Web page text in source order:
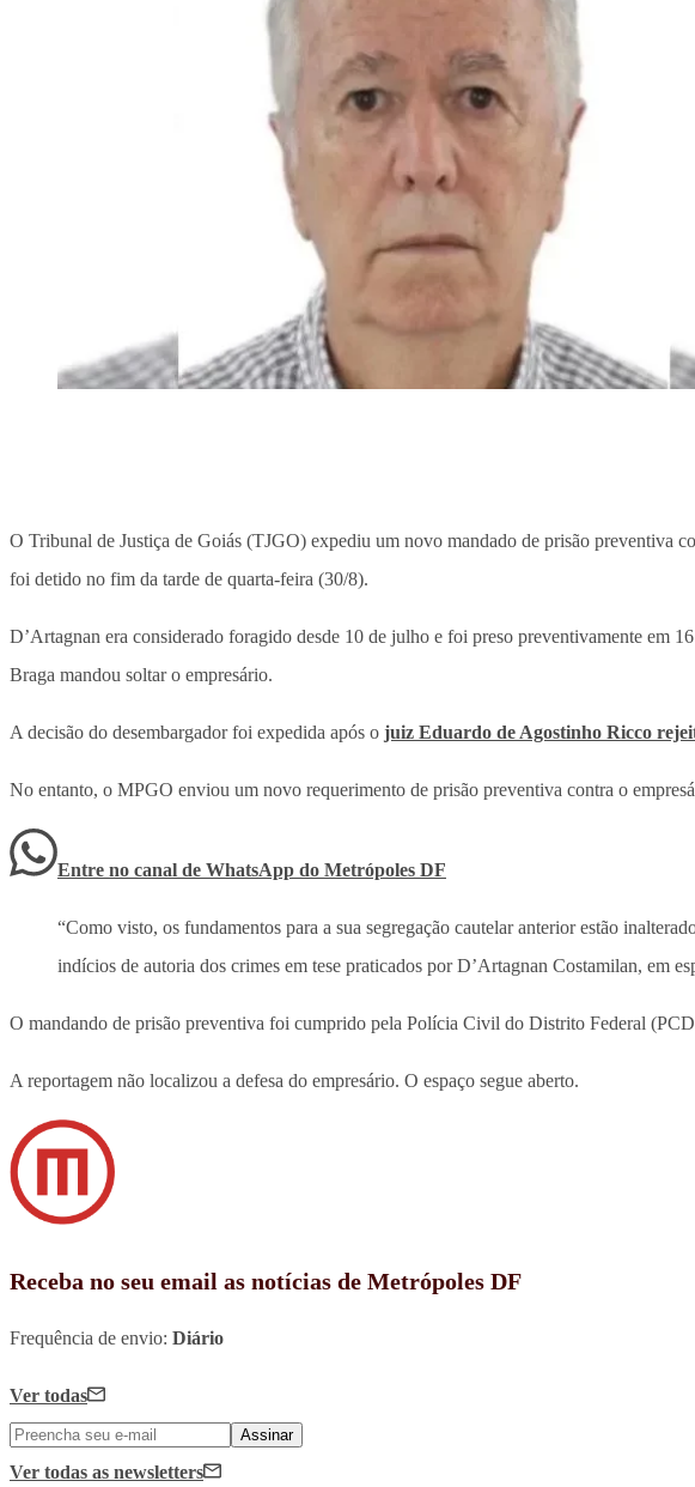
O Tribunal de Justiça de Goiás (TJGO) expediu um novo mandado de prisão preventiva
foi detido no fim da tarde de quarta-feira (30/8).
D’Artagnan era considerado foragido desde 10 de julho e foi preso preventivamente em
Braga mandou soltar o empresário.
A decisão do desembargador foi expedida após o juiz Eduardo de Agostinho Ricco
No entanto, o MPGO enviou um novo requerimento de prisão preventiva contra o
Entre no canal de WhatsApp do Metrópoles DF
“Como visto, os fundamentos para a sua segregação cautelar anterior estão
indícios de autoria dos crimes em tese praticados por D’Artagnan Costamilan, em
O mandando de prisão preventiva foi cumprido pela Polícia Civil do Distrito Federal
A reportagem não localizou a defesa do empresário. O espaço segue aberto.
Receba no seu email as notícias de Metrópoles DF
Frequência de envio: Diário
Ver todas
Assinar
Ver todas as newsletters